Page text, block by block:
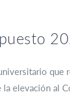
elevación al